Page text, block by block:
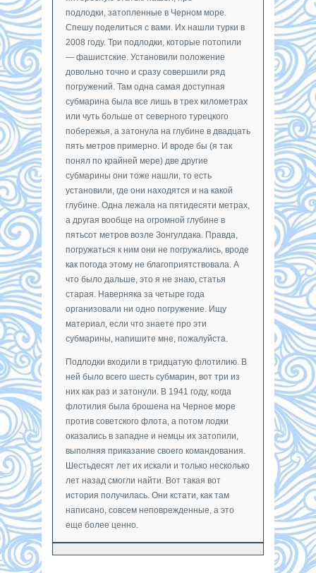
подлодки, затопленные в Черном море.
Спешу поделиться с вами. Их нашли турки в
2008 году. Три подлодки, которые потопили
— фашистские. Установили положение
довольно точно и сразу совершили ряд
погружений. Там одна самая доступная
субмарина была все лишь в трех километрах
или чуть больше от северного турецкого
побережья, а затонула на глубине в двадцать
пять метров примерно. И вроде бы (я так
понял по крайней мере) две другие
субмарины они тоже нашли, то есть
установили, где они находятся и на какой
глубине. Одна лежала на пятидесяти метрах,
а другая вообще на огромной глубине в
пятьсот метров возле Зонгулдака. Правда,
погружаться к ним они не погружались, вроде
как погода этому не благоприятствовала. А
что было дальше, это я не знаю, статья
старая. Наверняка за четыре года
организовали ни одно погружение. Ищу
материал, если что знаете про эти
субмарины, напишите мне, пожалуйста.
Подлодки входили в тридцатую флотилию. В
ней было всего шесть субмарин, вот три из
них как раз и затонули. В 1941 году, когда
флотилия была брошена на Черное море
против советского флота, а потом лодки
оказались в западне и немцы их затопили,
выполняя приказание своего командования.
Шестьдесят лет их искали и только несколько
лет назад смогли найти. Вот такая вот
история получилась. Они кстати, как там
написано, совсем неповрежденные, а это
еще более ценно.